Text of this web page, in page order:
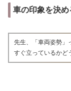
車の印象を決め
先生、「車両姿勢」
すぐ立っているかど